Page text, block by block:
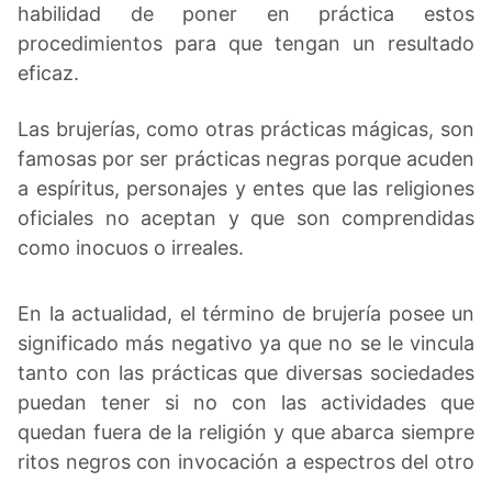
habilidad de poner en práctica estos
procedimientos para que tengan un resultado
eficaz.
Las brujerías, como otras prácticas mágicas, son
famosas por ser prácticas negras porque acuden
a espíritus, personajes y entes que las religiones
oficiales no aceptan y que son comprendidas
como inocuos o irreales.
En la actualidad, el término de brujería posee un
significado más negativo ya que no se le vincula
tanto con las prácticas que diversas sociedades
puedan tener si no con las actividades que
quedan fuera de la religión y que abarca siempre
ritos negros con invocación a espectros del otro